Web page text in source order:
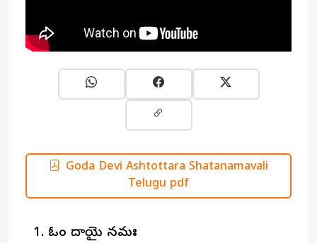
Goda Devi Ashtottara Shatanamavali
Telugu pdf
ఓం గోదాయై నమః